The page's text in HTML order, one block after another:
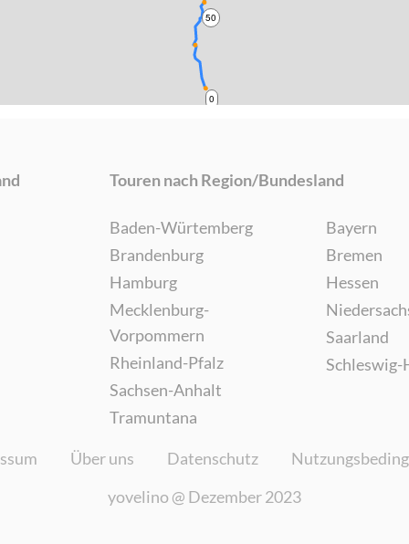
0
50
Touren nach Region/Bundesland
Baden-Würtemberg
Brandenburg
Hamburg
Mecklenburg-
Vorpommern
Rheinland-Pfalz
Sachsen-Anhalt
Tramuntana
Bayern
Bremen
Hessen
Saarland
Über uns Datenschutz
yovelino @ Dezember 2023